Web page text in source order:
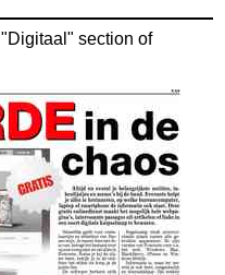
section of